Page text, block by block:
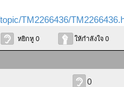
TM2266436/
หยิกหู 0 ให้กำลังใจ 0
0